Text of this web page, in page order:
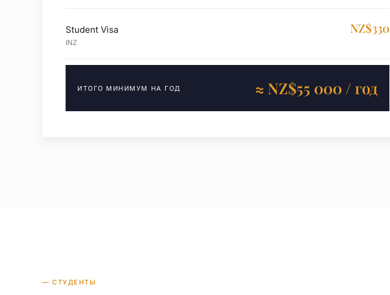
Student Visa
INZ
NZ$330
ИТОГО МИНИМУМ НА ГОД ≈ NZ$55 000 / год
— СТУДЕНТЫ